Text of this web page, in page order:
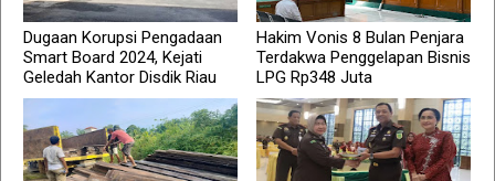
Dugaan Korupsi Pengadaan
Smart Board 2024, Kejati
Geledah Kantor Disdik Riau
Hakim Vonis 8 Bulan Penjara
Terdakwa Penggelapan Bisnis
LPG Rp348 Juta